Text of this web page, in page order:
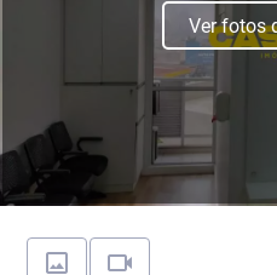
Ver fotos